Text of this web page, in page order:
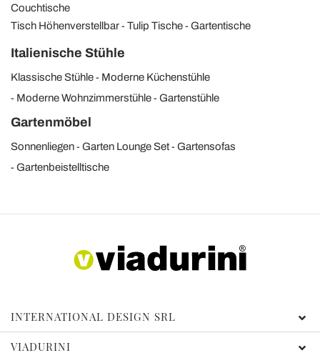
Couchtische
Tisch Höhenverstellbar
Tulip Tische Gartentische
Italienische Stühle
Klassische Stühle
Moderne Küchenstühle
Moderne Wohnzimmerstühle
Gartenstühle
Gartenmöbel
Sonnenliegen Garten Lounge Set
Gartensofas
Gartenbeistelltische
INTERNATIONAL DESIGN SRL
VIADURINI